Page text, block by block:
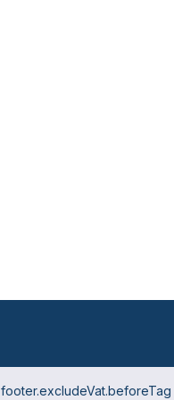
footer.excludeVat.beforeTag